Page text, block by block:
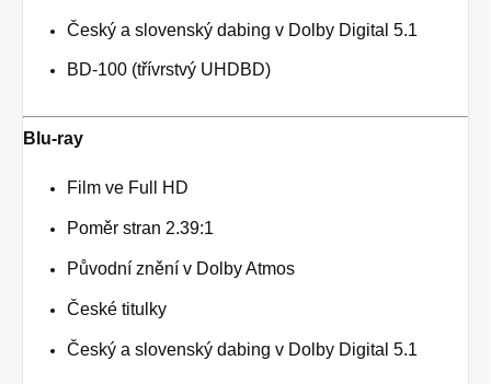
Český a slovenský dabing v Dolby Digital 5.1
BD-100 (třívrstvý UHDBD)
Blu-ray
Film ve Full HD
Poměr stran 2.39:1
Původní znění v Dolby Atmos
České titulky
Český a slovenský dabing v Dolby Digital 5.1